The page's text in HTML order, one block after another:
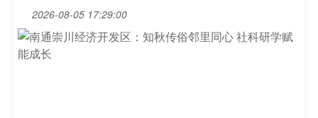
2026-08-05 17:29:00